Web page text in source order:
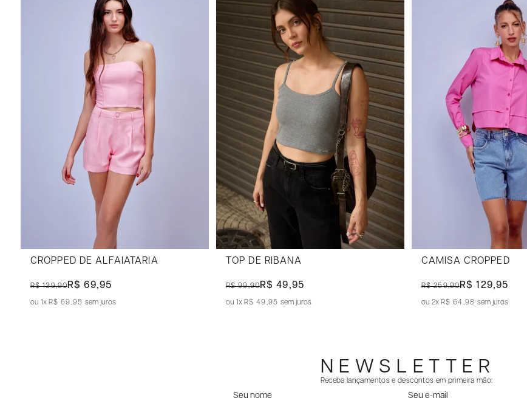
CROPPED DE ALFAIATARIA
R$ 139,90R$ 69,95
1x R$ 69,95sem juros
TOP DE RIBANA
R$ 99,90R$ 49,95
1x R$ 49,95sem juros
CAMISA CROPPED
R$ 259,90R$ 129,95
2x R$ 64,98sem juros
NEWSLETTER
Receba lançamentos e descontos em primeira mão: